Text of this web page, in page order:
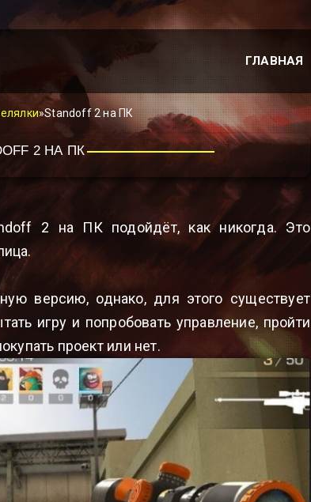
ГЛАВНАЯ
»Standoff 2 на ПК
2 НА ПК
2 на ПК подойдёт, как никогда. Это
версию, однако, для этого существует
игру и попробовать управление, пройти
проект или нет.